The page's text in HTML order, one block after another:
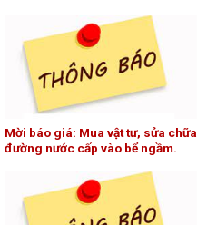
Mời báo giá: Mua vật tư, sửa chữa
đường nước cấp vào bể ngầm.